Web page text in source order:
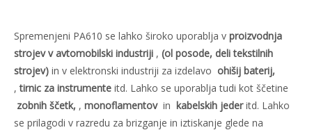
Spremenjeni PA610 se lahko široko uporablja v proizvodnja
strojev v avtomobilski industriji , (ol posode, deli tekstilnih
strojev) in v elektronski industriji za izdelavo ohišij baterij,
,tirnic za instrumente itd. Lahko se uporablja tudi kot ščetine
zobnih ščetk, , monoflamentov in kabelskih jederitd. Lahko
se prilagodi v razredu za brizganje in iztiskanje glede na